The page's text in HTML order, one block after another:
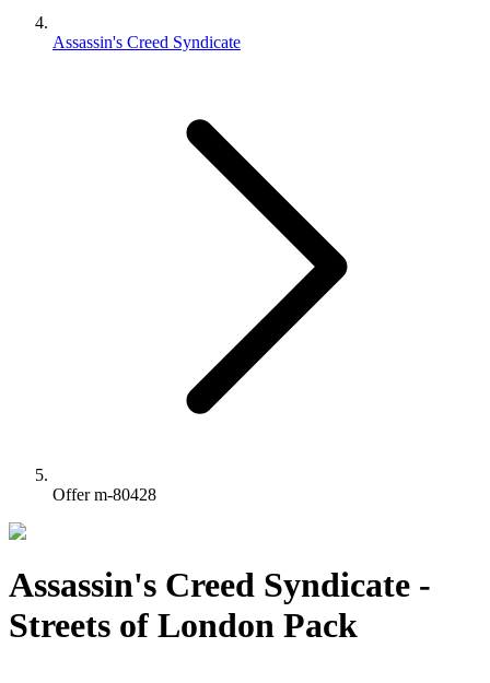
Assassin's Creed Syndicate
Offer m-80428
Assassin's Creed Syndicate -
Streets of London Pack